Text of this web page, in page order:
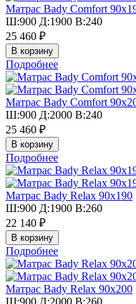
Матрас Bady Comfort
Ш:900 Д:1900 В:240
25 460 ₽
Подробнее
Матрас Bady Comfort
Ш:900 Д:2000 В:240
25 460 ₽
Подробнее
Матрас Bady Relax 90х190
Ш:900 Д:1900 В:260
22 140 ₽
Подробнее
Матрас Bady Relax 90х200
Ш:900 Д:2000 В:260